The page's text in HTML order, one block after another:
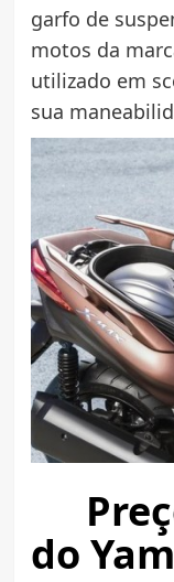
garfo de
motos da
utilizado em
sua
do